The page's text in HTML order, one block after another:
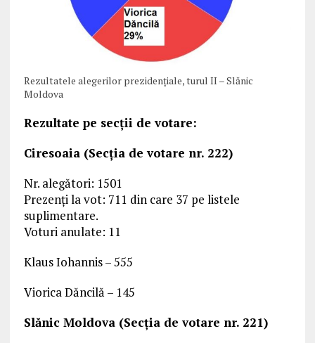
Rezultatele alegerilor prezidențiale, turul II – Slănic
Moldova
Rezultate pe secții de votare:
Ciresoaia (Secția de votare nr. 222)
Nr. alegători: 1501
Prezenți la vot: 711 din care 37 pe listele
suplimentare.
Voturi anulate: 11
Klaus Iohannis – 555
Viorica Dăncilă – 145
Slănic Moldova (Secția de votare nr. 221)